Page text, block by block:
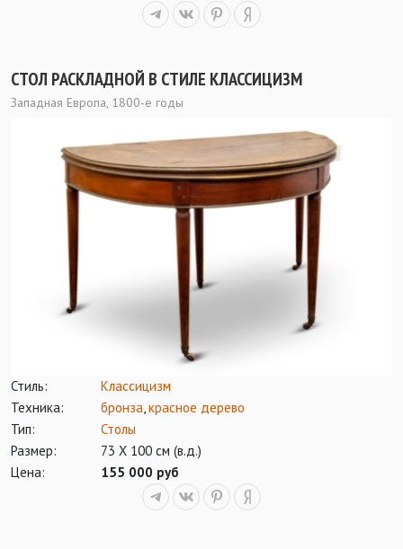
СТОЛ РАСКЛАДНОЙ В СТИЛЕ КЛАССИЦИЗМ
Западная Европа, 1800-е годы
Стиль:
Классицизм
Техника:
бронза,красное дерево
Тип:
Столы
Размер:
73 Х 100 см (в.д.)
Цена:
155 000 руб